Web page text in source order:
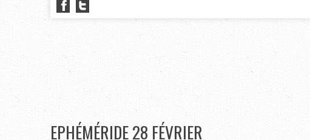
EPHÉMÉRIDE 28 FÉVRIER